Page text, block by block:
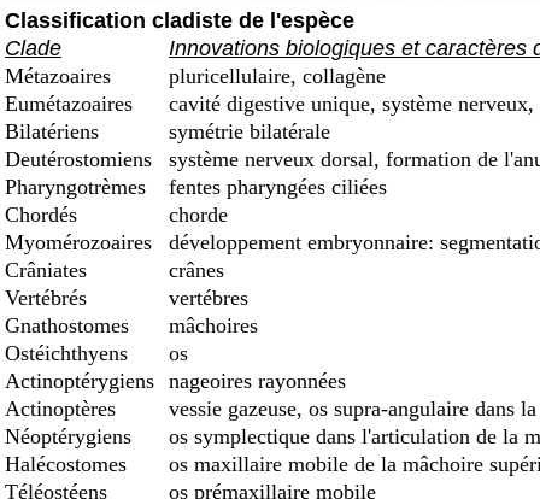
Classification cladiste de l'espèce
Clade
Innovations biologiques et caractères
Métazoaires
pluricellulaire, collagène
Eumétazoaires
cavité digestive unique, système
Bilatériens
symétrie bilatérale
Deutérostomiens
système nerveux dorsal, formation de
Pharyngotrèmes
fentes pharyngées ciliées
Chordés
chorde
Myomérozoaires
développement embryonnaire:
Crâniates
crânes
Vertébrés
vertébres
Gnathostomes
mâchoires
Ostéichthyens
os
Actinoptérygiens nageoires rayonnées
Actinoptères
vessie gazeuse, os supra-angulaire dans
Néoptérygiens
os symplectique dans l'articulation de la
Halécostomes
os maxillaire mobile de la mâchoire
Téléostéens
os prémaxillaire mobile